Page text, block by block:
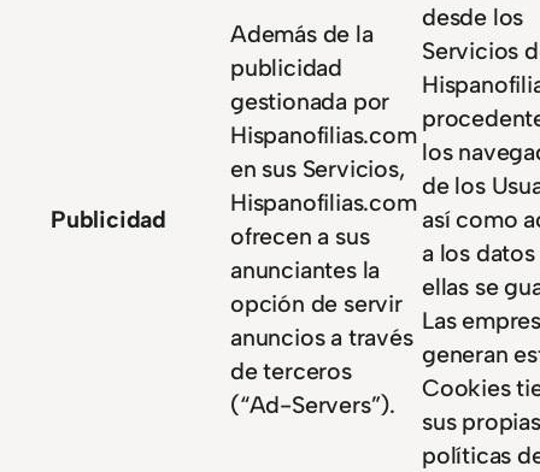
Publicidad
Además de la
publicidad
gestionada por
Hispanofilias.com
en sus Servicios,
Hispanofilias.com
ofrecen a sus
anunciantes la
opción de servir
anuncios a través
de terceros
(“Ad-Servers”).
desde los
Servicios
los
de los
así como
a los
ellas se
Las
generan
Cookies
sus propias
políticas